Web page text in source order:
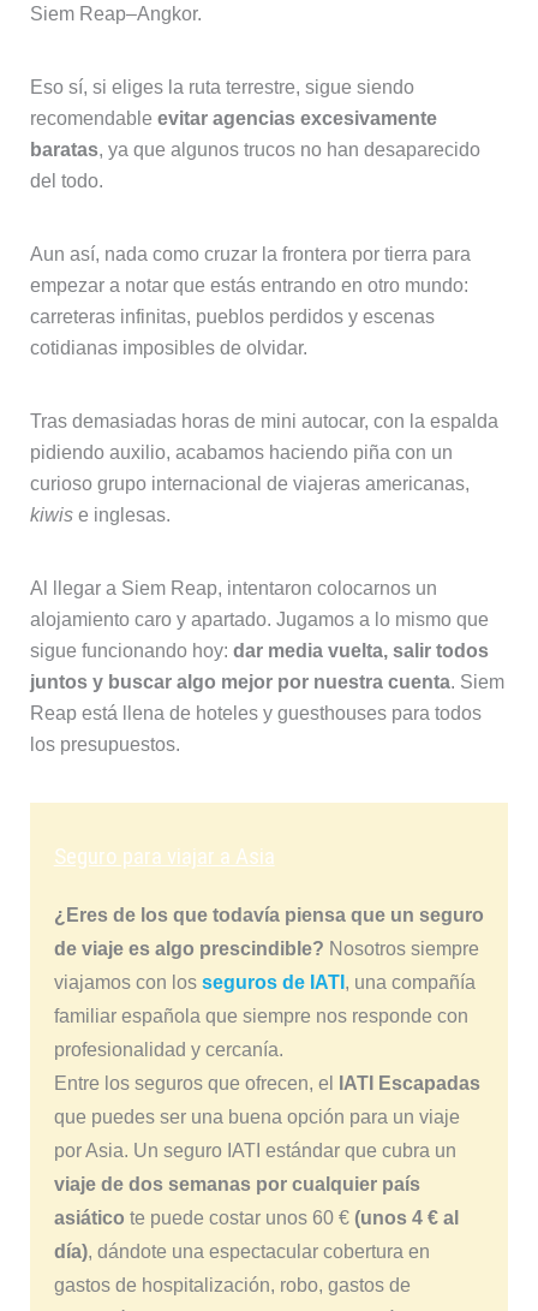
Siem Reap–Angkor.
Eso sí, si eliges la ruta terrestre, sigue siendo
recomendable evitar agencias excesivamente
baratas, ya que algunos trucos no han desaparecido
del todo.
Aun así, nada como cruzar la frontera por tierra para
empezar a notar que estás entrando en otro mundo:
carreteras infinitas, pueblos perdidos y escenas
cotidianas imposibles de olvidar.
Tras demasiadas horas de mini autocar, con la espalda
pidiendo auxilio, acabamos haciendo piña con un
curioso grupo internacional de viajeras americanas,
kiwise inglesas.
Al llegar a Siem Reap, intentaron colocarnos un
alojamiento caro y apartado. Jugamos a lo mismo que
sigue funcionando hoy: dar media vuelta, salir todos
juntos y buscar algo mejor por nuestra cuenta. Siem
Reap está llena de hoteles y guesthouses para todos
los presupuestos.
Seguro para viajar a Asia
¿Eres de los que todavía piensa que un seguro
de viaje es algo prescindible? Nosotros siempre
viajamos con los seguros de IATI , una compañía
familiar española que siempre nos responde con
profesionalidad y cercanía.
Entre los seguros que ofrecen, el
IATI Escapadas
que puedes ser una buena opción para un viaje
por Asia. Un seguro IATI estándar que cubra un
viaje de dos semanas por cualquier país
asiático te puede costar unos 60 € (unos 4 € al
día), dándote una espectacular cobertura en
gastos de hospitalización, robo, gastos de